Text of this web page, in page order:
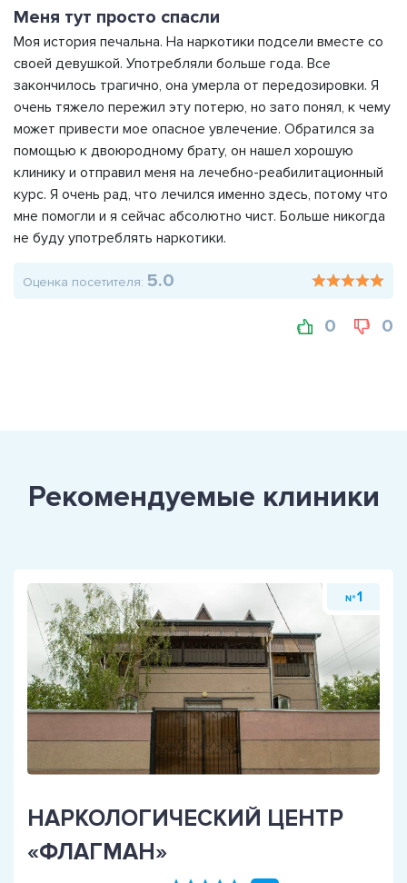
Меня тут просто спасли
Моя история печальна. На наркотики подсели вместе со
своей девушкой. Употребляли больше года. Все
закончилось трагично, она умерла от передозировки. Я
очень тяжело пережил эту потерю, но зато понял, к чему
может привести мое опасное увлечение. Обратился за
помощью к двоюродному брату, он нашел хорошую
клинику и отправил меня на лечебно-реабилитационный
курс. Я очень рад, что лечился именно здесь, потому что
мне помогли и я сейчас абсолютно чист. Больше никогда
не буду употреблять наркотики.
Оценка посетителя: 5.0
0 0
Рекомендуемые клиники
№ 1
НАРКОЛОГИЧЕСКИЙ ЦЕНТР
«ФЛАГМАН»